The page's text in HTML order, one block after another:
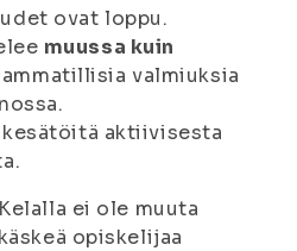
ovat loppu.
muussa kuin
ammatillisia valmiuksia
aktiivisesta
ei ole muuta
opiskelijaa